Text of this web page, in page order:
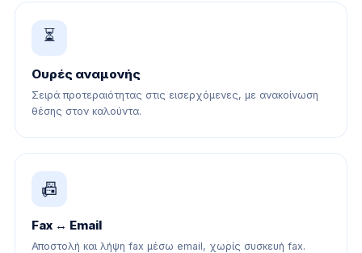
⏳
Ουρές αναμονής
Σειρά προτεραιότητας στις εισερχόμενες, με ανακοίνωση
θέσης στον καλούντα.
📠
Fax ↔ Email
Αποστολή και λήψη fax μέσω email, χωρίς συσκευή fax.